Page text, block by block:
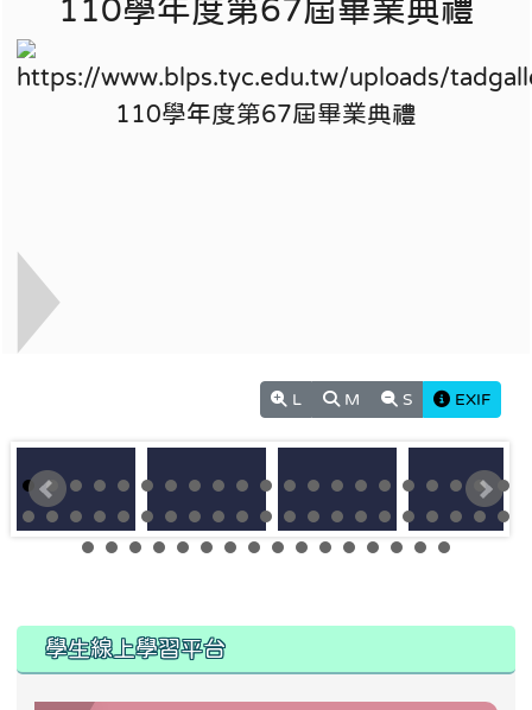
110學年度第67屆畢業典禮
L M S EXIF
學生線上學習平台